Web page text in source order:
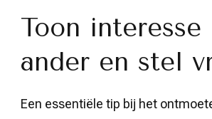
Toon interesse
ander en stel
Een essentiële tip bij het